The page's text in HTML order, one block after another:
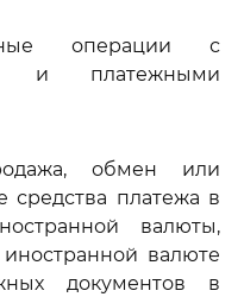
операции с
и платежными
обмен или
средства платежа в
валюты,
валюте
документов в